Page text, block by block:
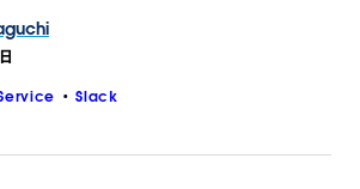
Slack